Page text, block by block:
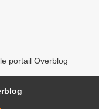
portail Overblog